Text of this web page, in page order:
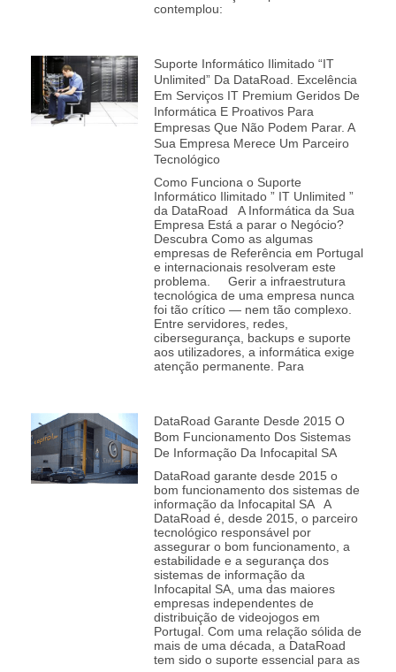
contemplou:
Suporte Informático Ilimitado “IT
Unlimited” Da DataRoad. Excelência
Em Serviços IT Premium Geridos De
Informática E Proativos Para
Empresas Que Não Podem Parar. A
Sua Empresa Merece Um Parceiro
Tecnológico
Como Funciona o Suporte
Informático Ilimitado ” IT Unlimited ”
da DataRoad A Informática da Sua
Empresa Está a parar o Negócio?
Descubra Como as algumas
empresas de Referência em Portugal
e internacionais resolveram este
problema. Gerir a infraestrutura
tecnológica de uma empresa nunca
foi tão crítico — nem tão complexo.
Entre servidores, redes,
cibersegurança, backups e suporte
aos utilizadores, a informática exige
atenção permanente. Para
DataRoad Garante Desde 2015 O
Bom Funcionamento Dos Sistemas
De Informação Da Infocapital SA
DataRoad garante desde 2015 o
bom funcionamento dos sistemas de
informação da Infocapital SA A
DataRoad é, desde 2015, o parceiro
tecnológico responsável por
assegurar o bom funcionamento, a
estabilidade e a segurança dos
sistemas de informação da
Infocapital SA, uma das maiores
empresas independentes de
distribuição de videojogos em
Portugal. Com uma relação sólida de
mais de uma década, a DataRoad
tem sido o suporte essencial para as